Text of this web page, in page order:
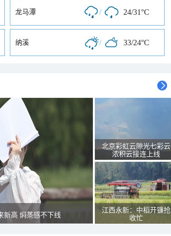
龙马潭 / 24/31°C
纳溪 / 33/24°C
新高 焖蒸感不下线
北京彩虹云隙光七彩云
浓积云接连上线
江西永新：中稻开镰抢
收忙